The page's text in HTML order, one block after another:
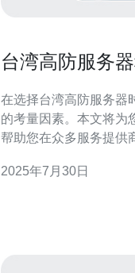
台湾高防服务
在选择台湾高防服务器
的考量因素。本文将为
帮助您在众多服务提供
解高防服务器的必要性
2025年7月30日